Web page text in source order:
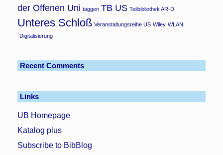
der Offenen Uni taggen TB US Teilbibliothek AR-D
Unteres Schloß Veranstaltungsreihe US Wiley WLAN
´Digitalisierung
Recent Comments
Links
UB Homepage
Katalog plus
Subscribe to BibBlog